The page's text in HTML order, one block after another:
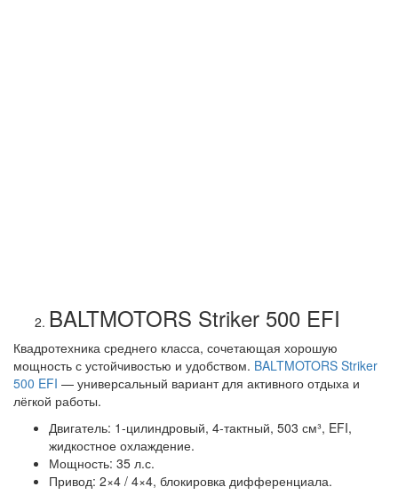
BALTMOTORS Striker 500 EFI
Квадротехника среднего класса, сочетающая хорошую
мощность с устойчивостью и удобством. BALTMOTORS Striker
500 EFI — универсальный вариант для активного отдыха и
лёгкой работы.
Двигатель: 1-цилиндровый, 4-тактный, 503 см³, EFI,
жидкостное охлаждение.
Мощность: 35 л.с.
Привод: 2×4 / 4×4, блокировка дифференциала.